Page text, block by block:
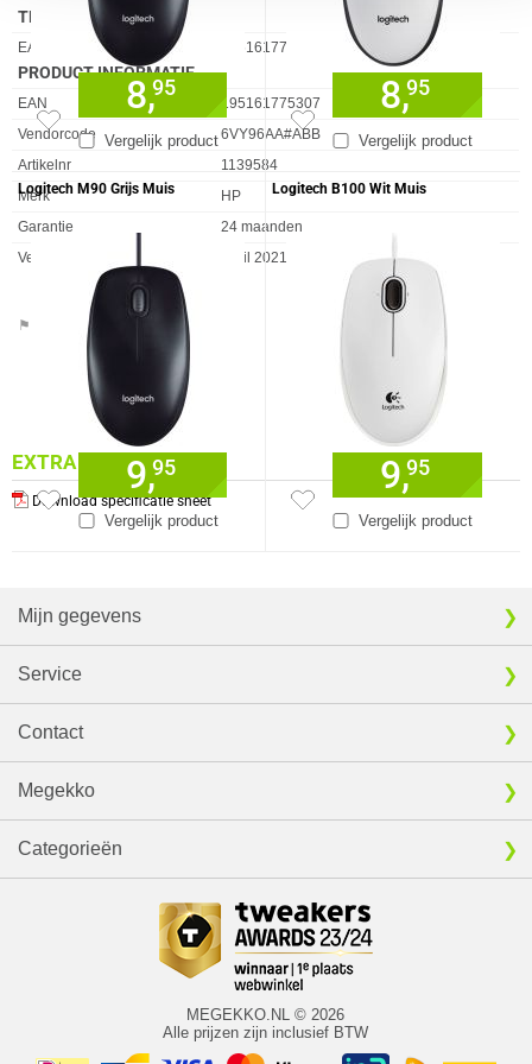
TECHNISCHE DETAILS
Eigenschap Waarde
EAN/UPC/GTIN identifier(s) 195161775307
PRODUCT INFORMATIE
EAN
195161775307
Vendorcode
6VY96AA#ABB
Artikelnr
1139584
Merk
HP
Garantie
24 maanden
Verkrijgbaar sinds
April 2021
⚑ Fout melden
EXTRA INFORMATIE
Download specificatie sheet
Vergelijk product
8,95
Vergelijk product
8,95
Logitech M90 Grijs Muis
Vergelijk product
9,95
Logitech B100 Wit Muis
Vergelijk product
9,95
Mijn gegevens
Service
Contact
Megekko
Categorieën
MEGEKKO.NL © 2026
Alle prijzen zijn inclusief BTW